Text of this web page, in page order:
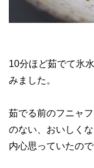
10分ほど茹でて氷
みました。
茹でる前のフニャ
のない、おいしく
内心思っていたの